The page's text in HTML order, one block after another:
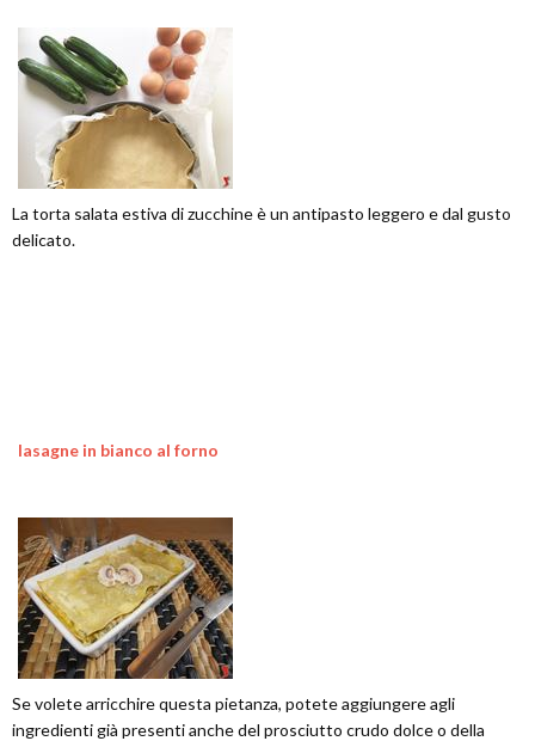
La torta salata estiva di zucchine è un antipasto leggero e dal gusto
delicato.
lasagne in bianco al forno
Se volete arricchire questa pietanza, potete aggiungere agli
ingredienti già presenti anche del prosciutto crudo dolce o della